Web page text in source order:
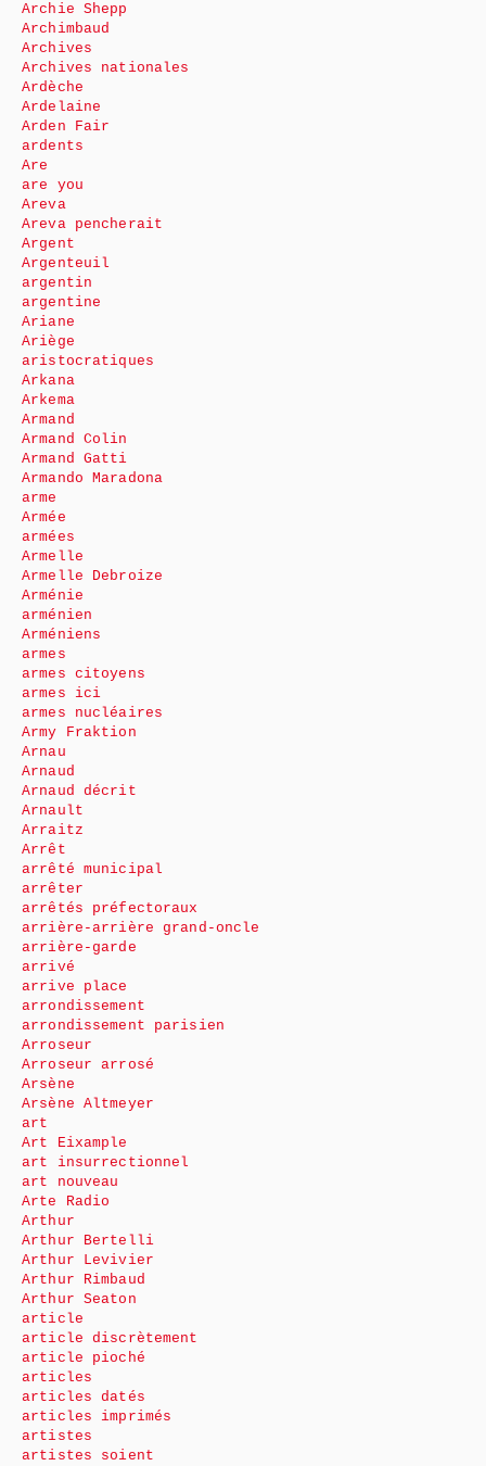
Archie Shepp
Archimbaud
Archives
Archives nationales
Ardèche
Ardelaine
Arden Fair
ardents
Are
are you
Areva
Areva pencherait
Argent
Argenteuil
argentin
argentine
Ariane
Ariège
aristocratiques
Arkana
Arkema
Armand
Armand Colin
Armand Gatti
Armando Maradona
arme
Armée
armées
Armelle
Armelle Debroize
Arménie
arménien
Arméniens
armes
armes citoyens
armes ici
armes nucléaires
Army Fraktion
Arnau
Arnaud
Arnaud décrit
Arnault
Arraitz
Arrêt
arrêté municipal
arrêter
arrêtés préfectoraux
arrière-arrière grand-oncle
arrière-garde
arrivé
arrive place
arrondissement
arrondissement parisien
Arroseur
Arroseur arrosé
Arsène
Arsène Altmeyer
art
Art Eixample
art insurrectionnel
art nouveau
Arte Radio
Arthur
Arthur Bertelli
Arthur Levivier
Arthur Rimbaud
Arthur Seaton
article
article discrètement
article pioché
articles
articles datés
articles imprimés
artistes
artistes soient